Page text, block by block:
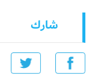
شارك